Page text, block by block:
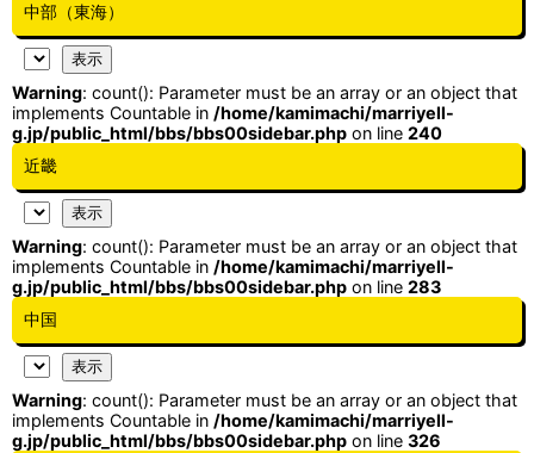
中部（東海）
Warning: count(): Parameter must be an array or an object that
implements Countable in /home/kamimachi/marriyell-
g.jp/public_html/bbs/bbs00sidebar.php on line 240
近畿
Warning: count(): Parameter must be an array or an object that
implements Countable in /home/kamimachi/marriyell-
g.jp/public_html/bbs/bbs00sidebar.php on line 283
中国
Warning: count(): Parameter must be an array or an object that
implements Countable in /home/kamimachi/marriyell-
g.jp/public_html/bbs/bbs00sidebar.php on line 326